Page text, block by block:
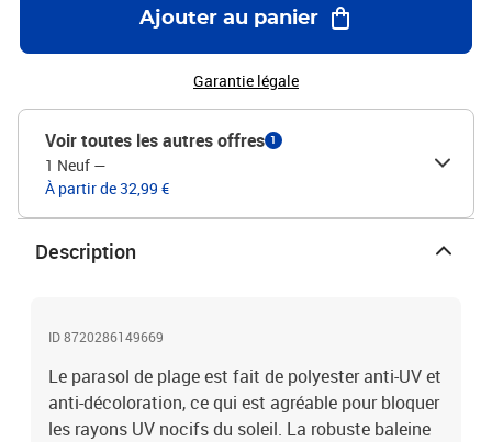
Ajouter au panier
Garantie légale
Voir toutes les autres offres 1
1 Neuf —
À partir de 32,99 €
Description
ID 8720286149669
Le parasol de plage est fait de polyester anti-UV et
anti-décoloration, ce qui est agréable pour bloquer
les rayons UV nocifs du soleil. La robuste baleine